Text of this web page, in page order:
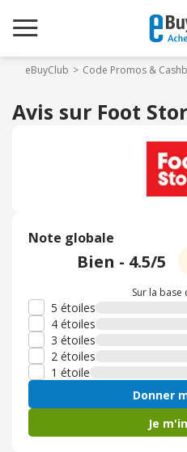
eBuyClub Code Promos &
Avis sur Foot
Note globale
Bien - 4.5/5
Sur la base
5 étoiles
4 étoiles
3 étoiles
2 étoiles
1 étoile
Donner
Je